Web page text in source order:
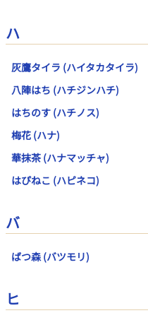
ハ
灰鷹タイラ (ハイタカタイラ)
八陣はち (ハチジンハチ)
はちのす (ハチノス)
梅花 (ハナ)
華抹茶 (ハナマッチャ)
はぴねこ (ハピネコ)
バ
ばつ森 (バツモリ)
ヒ